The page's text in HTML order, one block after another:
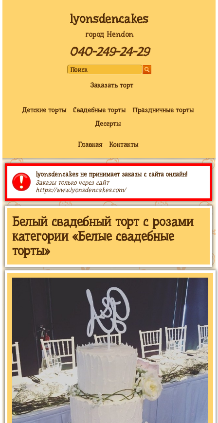
lyonsdencakes
город Hendon
040-249-24-29
Заказать торт
Детские торты Свадебные торты
Праздничные торты
Десерты
Главная Контакты
lyonsdencakes не принимает заказы с сайта онлайн!
Заказы только через сайт
https://www.lyonsdencakes.com/
Белый свадебный торт с розами
категории «Белые свадебные
торты»